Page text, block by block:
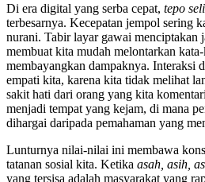
Di era digital yang serba cepat, tepo
terbesarnya. Kecepatan jempol sering
nurani. Tabir layar gawai menciptakan
membuat kita mudah melontarkan
membayangkan dampaknya. Interaksi
empati kita, karena kita tidak melihat
sakit hati dari orang yang kita
menjadi tempat yang kejam, di mana
dihargai daripada pemahaman yang
Lunturnya nilai-nilai ini membawa
tatanan sosial kita. Ketika asah, asih,
yang tersisa adalah masyarakat yang